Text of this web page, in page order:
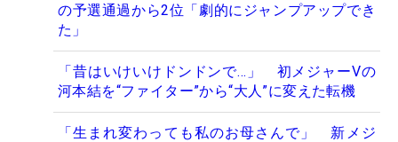
の予選通過から2位「劇的にジャンプアップでき
た」
「昔はいけいけドンドンで…」 初メジャーVの
河本結を“ファイター”から“大人”に変えた転機
「生まれ変わっても私のお母さんで」 新メジ